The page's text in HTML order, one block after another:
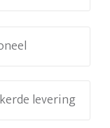
levering